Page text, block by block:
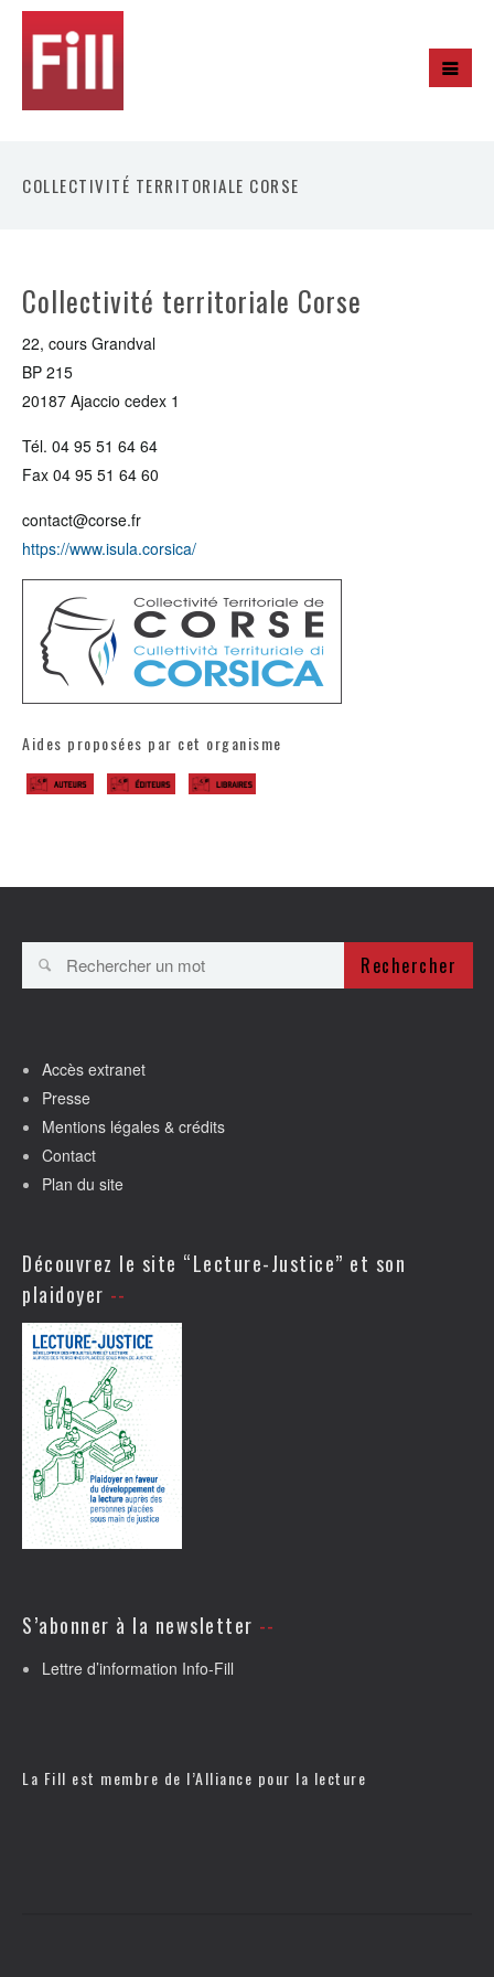
COLLECTIVITÉ TERRITORIALE CORSE
Collectivité territoriale Corse
22, cours Grandval
BP 215
20187 Ajaccio cedex 1
Tél. 04 95 51 64 64
Fax 04 95 51 64 60
contact@corse.fr
https://www.isula.corsica/
Aides proposées par cet organisme
Rechercher
Accès extranet
Presse
Mentions légales & crédits
Contact
Plan du site
Découvrez le site “Lecture-Justice” et son
plaidoyer
S’abonner à la newsletter
Lettre d’information Info-Fill
La Fill est membre de l’Alliance pour la lecture